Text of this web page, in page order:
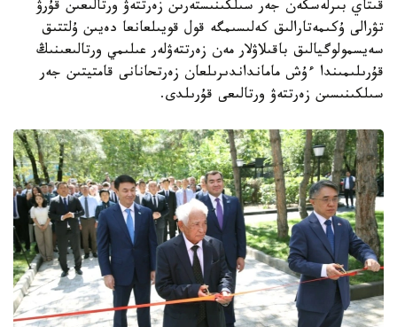
قىتاي بىرلەسكەن جەر سىلكىنىستەرىن زەرتتەۋ ورتالىعىن قۇرۋ
تۋرالى ۇكىمەتارالىق كەلىسىمگە قول قويىلعانعا دەيىن ۇلتتىق
سەيسمولوگيالىق باقىلاۋلار مەن زەرتتەۋلەر عىلىمي ورتالىعىنىڭ
قۇرىلىمىندا ءۇش مامانداندىرىلعان زەرتحانانى قامتيتىن جەر
سىلكىنىسىن زەرتتەۋ ورتالىعى قۇرىلدى.